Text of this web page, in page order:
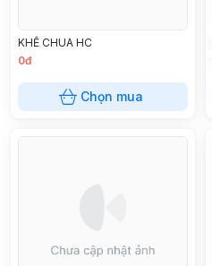
KHẾ CHUA HC
0đ
Chọn mua